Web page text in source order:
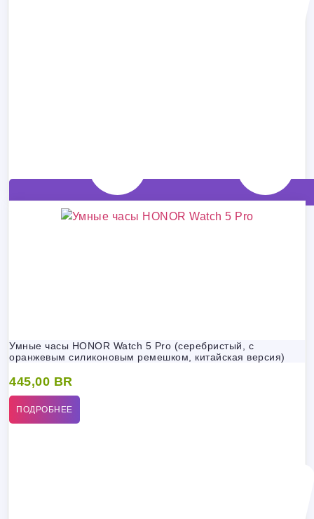
Умные часы HONOR Watch 5 Pro (серебристый, с
оранжевым силиконовым ремешком, китайская версия)
445,00 BR
ПОДРОБНЕЕ